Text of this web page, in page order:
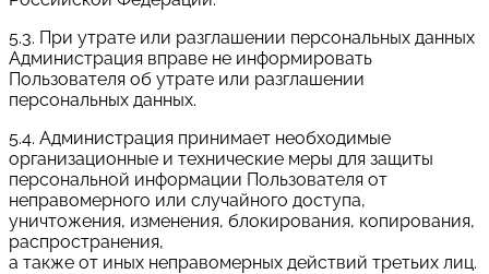
5.3. При утрате или разглашении персональных данных
Администрация вправе не информировать
Пользователя об утрате или разглашении
персональных данных.
5.4. Администрация принимает необходимые
организационные и технические меры для защиты
персональной информации Пользователя от
неправомерного или случайного доступа,
уничтожения, изменения, блокирования, копирования,
распространения,
а также от иных неправомерных действий третьих лиц.